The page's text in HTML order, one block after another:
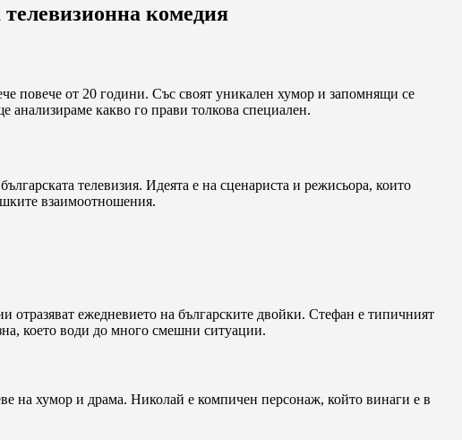
комедия
повече от 20 години. Със своят уникален хумор и запомнящи се
анализираме какво го прави толкова специален.
телевизия. Идеята е на сценариста и режисьора, които
взаимоотношения.
ежедневието на българските двойки. Стефан е типичният
което води до много смешни ситуации.
на хумор и драма. Николай е компичен персонаж, който винаги е в